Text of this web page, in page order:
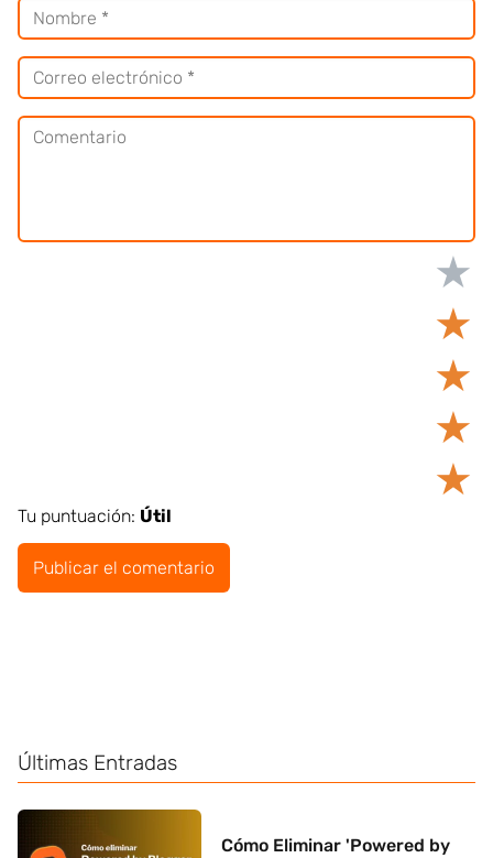
★
★
★
★
★
Tu puntuación: Útil
Últimas Entradas
Cómo Eliminar 'Powered by